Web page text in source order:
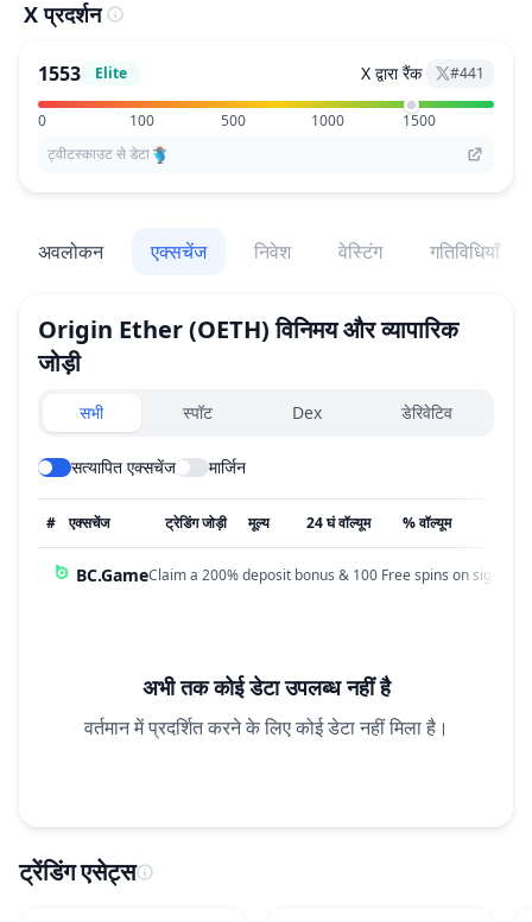
X प्रदर्शन
1553 Elite X द्वारा रैंक #441
0 100 500 1000
1500
ट्वीटस्काउट से डेटा
अवलोकन एक्सचेंज निवेश वेस्टिंग गतिविधियाँ
Origin Ether(OETH) विनिमय और व्यापारिक
जोड़ी
Exchanges type
सभी स्पॉट Dex डेरिवेटिव
सत्यापित एक्सचेंज मार्जिन
# एक्सचेंज ट्रेडिंग जोड़ी मूल्य 24 घं वॉल्यूम % वॉल्यूम
BC.GameClaim a 200% deposit bonus & 100 Free spins on sign up!
अभी तक कोई डेटा उपलब्ध नहीं है
वर्तमान में प्रदर्शित करने के लिए कोई डेटा नहीं मिला है।
ट्रेंडिंग एसेट्स